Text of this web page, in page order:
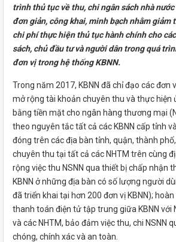
trình thủ tục về thu, chi ngân sách nhà
đơn giản, công khai, minh bạch nhằm giảm
chi phí thực hiện thủ tục hành chính cho
sách, chủ đầu tư và người dân trong quá
đơn vị trong hệ thống KBNN.
Trong năm 2017, KBNN đã chỉ đạo các đơn
mở rộng tài khoản chuyên thu và thực hiện
bằng tiền mặt cho ngân hàng thương mại
theo nguyên tắc tất cả các KBNN cấp tỉnh
đóng trên các địa bàn tỉnh, quận, thành
chuyên thu tại tất cả các NHTM trên cùng
rộng việc thu NSNN qua thiết bị chấp nhận
KBNN ở những địa bàn có số lượng người
đã triển khai tại hơn 200 đơn vị KBNN);
thanh toán điện tử tập trung giữa KBNN với
và các NHTM, bảo đảm việc thu, chi NSNN
chóng, chính xác và an toàn.